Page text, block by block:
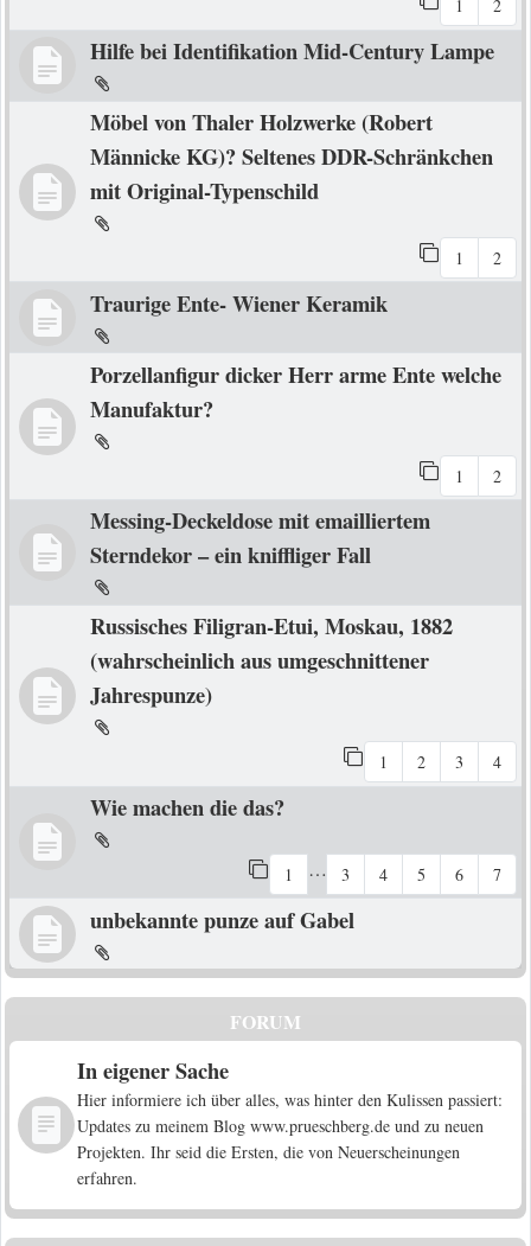
1 2
Hilfe bei Identifikation Mid-Century Lampe
Möbel von Thaler Holzwerke (Robert
Männicke KG)? Seltenes DDR-Schränkchen
mit Original-Typenschild
1 2
Traurige Ente- Wiener Keramik
Porzellanfigur dicker Herr arme Ente welche
Manufaktur?
1 2
Messing-Deckeldose mit emailliertem
Sterndekor – ein kniffliger Fall
Russisches Filigran-Etui, Moskau, 1882
(wahrscheinlich aus umgeschnittener
Jahrespunze)
1 2 3 4
Wie machen die das?
1 … 3 4 5 6 7
unbekannte punze auf Gabel
FORUM
In eigener Sache
Hier informiere ich über alles, was hinter den Kulissen passiert:
Updates zu meinem Blog www.prueschberg.de und zu neuen
Projekten. Ihr seid die Ersten, die von Neuerscheinungen
erfahren.